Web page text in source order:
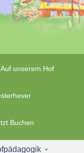
Auf unserem Hof
Buchen
‌ • ‌